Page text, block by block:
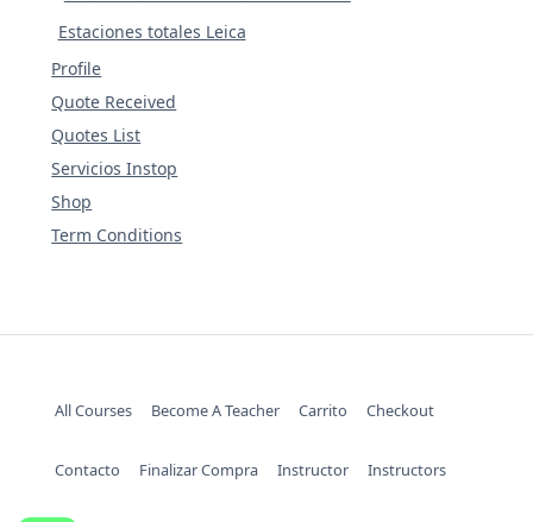
Estaciones totales Leica
Profile
Quote Received
Quotes List
Servicios Instop
Shop
Term Conditions
All Courses Become A Teacher Carrito Checkout
Contacto Finalizar Compra Instructor Instructors